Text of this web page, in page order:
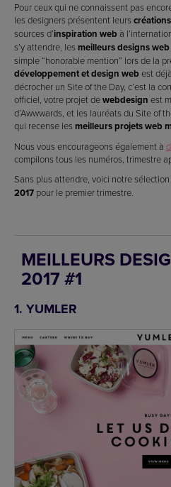
Pour ceux qui ne connaissent pas
les designers présentent leurs
sources d’inspiration web à
s’y attendre, les meilleurs designs
simple “honorable mention” lors de la
développement et design web est
décrocher un Site of the Day, c’est la
officiel, votre projet dewebdesign est
d’Awwwards, et les lauréats du Site of
qui recense les meilleurs projets web
Nous vous encourageons également à
compilons tous les numéros, trimestre
Sans plus attendre, voici notre sélection
2017 pour le premier trimestre.
MEILLEURS
2017 #1
1. YUMLER